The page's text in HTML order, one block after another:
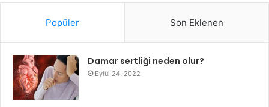
Popüler Son Eklenen
Damar sertliği neden olur?
Eylül 24, 2022